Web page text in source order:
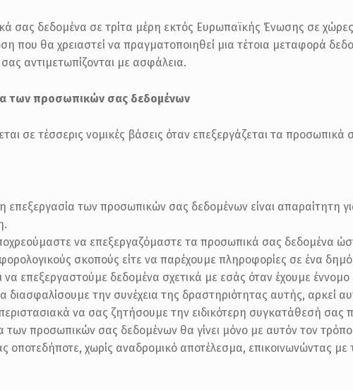
σας δεδομένα σε τρίτα μέρη εκτός Ευρωπαϊκής Ένωσης σε
που θα χρειαστεί να πραγματοποιηθεί μια τέτοια μεταφορά
αντιμετωπίζονται με ασφάλεια.
των προσωπικών σας δεδομένων
σε τέσσερις νομικές βάσεις όταν επεξεργάζεται τα προσωπικά
επεξεργασία των προσωπικών σας δεδομένων είναι απαραίτητη
να επεξεργαζόμαστε τα προσωπικά σας δεδομένα
σκοπούς είτε να παρέχουμε πληροφορίες σε ένα
να επεξεργαστούμε δεδομένα σχετικά με εσάς όταν έχουμε
διασφαλίσουμε την συνέχεια της δραστηριότητας αυτής, αρκεί
να σας ζητήσουμε την ειδικότερη συγκατάθεσή
των προσωπικών σας δεδομένων θα γίνει μόνο με αυτόν τον
οποτεδήποτε, χωρίς αναδρομικό αποτέλεσμα, επικοινωνώντας